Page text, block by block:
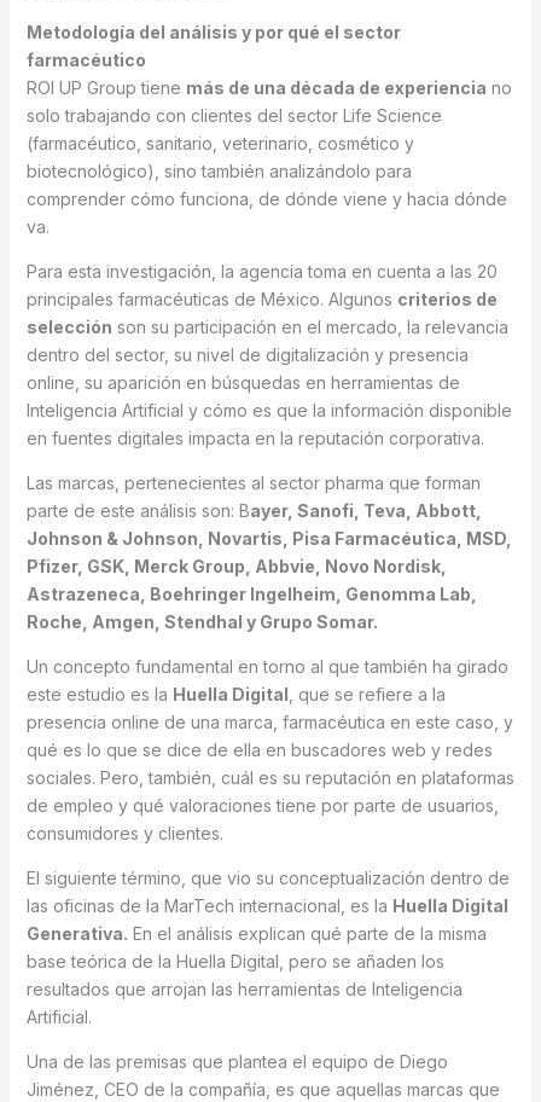
Metodología del análisis y por qué el sector
farmacéutico
ROI UP Group tiene más de una década de experiencia no
solo trabajando con clientes del sector Life Science
(farmacéutico, sanitario, veterinario, cosmético y
biotecnológico), sino también analizándolo para
comprender cómo funciona, de dónde viene y hacia dónde
va.
Para esta investigación, la agencia toma en cuenta a las 20
principales farmacéuticas de México. Algunos criterios de
selección son su participación en el mercado, la relevancia
dentro del sector, su nivel de digitalización y presencia
online, su aparición en búsquedas en herramientas de
Inteligencia Artificial y cómo es que la información disponible
en fuentes digitales impacta en la reputación corporativa.
Las marcas, pertenecientes al sector pharma que forman
parte de este análisis son: Bayer, Sanofi, Teva, Abbott,
Johnson & Johnson, Novartis, Pisa Farmacéutica, MSD,
Pfizer, GSK, Merck Group, Abbvie, Novo Nordisk,
Astrazeneca, Boehringer Ingelheim, Genomma Lab,
Roche, Amgen, Stendhal y Grupo Somar.
Un concepto fundamental en torno al que también ha girado
este estudio es la Huella Digital , que se refiere a la
presencia online de una marca, farmacéutica en este caso, y
qué es lo que se dice de ella en buscadores web y redes
sociales. Pero, también, cuál es su reputación en plataformas
de empleo y qué valoraciones tiene por parte de usuarios,
consumidores y clientes.
El siguiente término, que vio su conceptualización dentro de
las oficinas de la MarTech internacional, es la Huella Digital
Generativa. En el análisis explican qué parte de la misma
base teórica de la Huella Digital, pero se añaden los
resultados que arrojan las herramientas de Inteligencia
Artificial.
Una de las premisas que plantea el equipo de Diego
Jiménez, CEO de la compañía, es que aquellas marcas que